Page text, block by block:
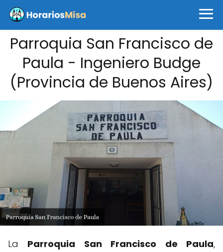
Parroquia San Francisco de
Paula - Ingeniero Budge
(Provincia de Buenos Aires)
La Parroquia San Francisco de Paula,